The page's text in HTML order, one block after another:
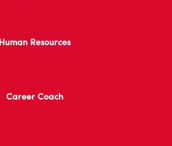
Human Resources
Career Coach